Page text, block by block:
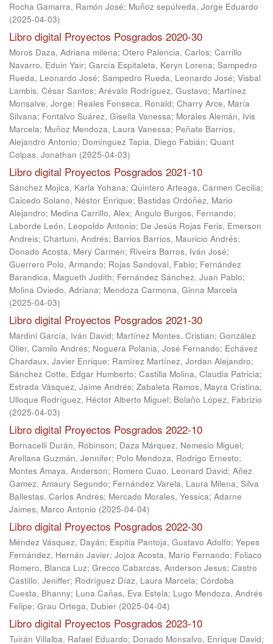
Rocha Gamarra, Ramón José; Muñoz sepúlveda, Jorge Eduardo
(2025-04-03)
Libro digital Proyectos Posgrados 2020-30
Moros Daza, Adriana milena; Otero Palencia, Carlos; Carrillo
Navarro, Eduin Yair; García Espitaleta, Keryn Lorena; Sampedro
Rueda, Leonardo José; Sampedro Rueda, Leonardo José; Visbal
Lambis, César Santos; Arévalo Rodríguez, Gustavo; Martínez
Monsalve, Jorge; Reales Fonseca, Ronald; Charry Arce, María
Silvana; Fontalvo Suárez, Gisella Vanessa; Morales Alemán, Ivis
Marcela; Muñoz Mendoza, Laura Vanessa; Peñate Barrios,
Alejandro Antonio; Domínguez Tapia, Diego Fabián; Quant
Colpas, Jonathan (2025-04-03)
Libro digital Proyectos Posgrados 2021-10
Sánchez Mojica, Karla Yohana; Quintero Arteaga, Carmen Cecilia;
Caicedo Solano, Néstor Enrique; Bastidas Ordóñez, Mario
Alejandro; Medina Carrillo, Alex; Angulo Burgos, Fernando;
Laborde León, Leopoldo Antonio; De Jesús Rojas Feris, Emerson
Andreis; Chartuni, Andrés; Barrios Barrios, Mauricio Andrés;
Donado Acosta, Mery Carmen; Riveira Barros, Iván José;
Guerrero Polo, Armando; Rojas Sandoval, Fabio; Fernández
Barandica, Magueth Judith; Fernández Sánchez, Juan Pablo;
Molina Oviedo, Adriana; Mendoza Carmona, Ginna Marcela
(2025-04-03)
Libro digital Proyectos Posgrados 2021-30
Mardini García, Iván David; Martínez Montes, Cristian; González
Olier, Camilo Andrés; Noguera Polania, José Fernando; Echávez
Chardaux, Javier Enrique; Ramírez Martínez, Jordan Alejandro;
Sánchez Cotte, Edgar Humberto; Castilla Molina, Claudia Patricia;
Estrada Vásquez, Jaime Andrés; Zabaleta Ramos, Mayra Cristina;
Ulloque Rodríguez, Héctor Alberto Miguel; Bolaño López, Fabrizio
(2025-04-03)
Libro digital Proyectos Posgrados 2022-10
Bornacelli Durán, Robinson; Daza Márquez, Nemesio Miguel;
Arellana Guzmán, Jennifer; Polo Mendoza, Rodrigo Ernesto;
Montes Amaya, Anderson; Romero Cuao, Leonard David; Añez
Gamez, Amaury Segundo; Fernández Varela, Laura Milena; Silva
Ballestas, Carlos Andrés; Mercado Morales, Yessica; Adarne
Jaimes, Marco Antonio (2025-04-04)
Libro digital Proyectos Posgrados 2022-30
Méndez Vásquez, Dayán; Espitia Pantoja, Gustavo Adolfo; Yepes
Fernández, Hernán Javier; Jojoa Acosta, Mario Fernando; Foliaco
Romero, Blanca Luz; Grecco Cabarcas, Anderson Jesus; Castro
Castillo, Jeniffer; Rodríguez Díaz, Laura Marcela; Córdoba
Cuesta, Bhanny; Luna Cañas, Eva Estela; Lugo Mendoza, Andrés
Felipe; Grau Ortega, Dubier (2025-04-04)
Libro digital Proyectos Posgrados 2023-10
Tuirán Villalba, Rafael Eduardo; Donado Monsalvo, Enrique David;